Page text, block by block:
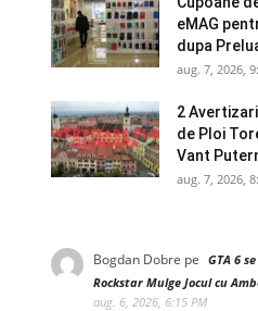
eMAG
dupa
aug. 7, 2026,
2 Avertizari
de Ploi
Vant
aug. 7, 2026,
Bogdan Dobre pe GTA 6
Rockstar Mulge Jocul cu
aug. 6, 2026, 6:15 PM